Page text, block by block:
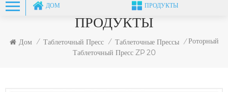
ДОМ ПРОДУКТЫ
ПРОДУКТЫ
Дом / Таблеточный Пресс / Таблеточные Прессы / Роторный
Таблеточный Пресс ZP 20